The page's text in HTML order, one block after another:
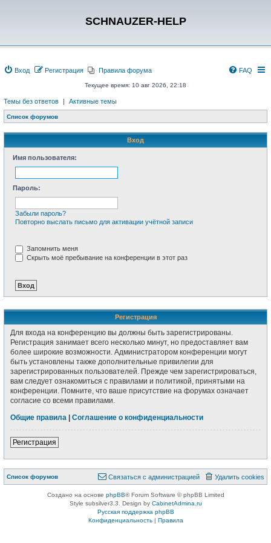
SCHNAUZER-HELP
Вход Регистрация Правила форума FAQ
Текущее время: 10 авг 2026, 22:18
Темы без ответов | Активные темы
Список форумов
Вход
Имя пользователя:
Пароль:
Забыли пароль?
Повторно выслать письмо для активации учётной записи
Запомнить меня
Скрыть моё пребывание на конференции в этот раз
Регистрация
Для входа на конференцию вы должны быть зарегистрированы.
Регистрация занимает всего несколько минут, но предоставляет вам
более широкие возможности. Администратором конференции могут
быть установлены также дополнительные привилегии для
зарегистрированных пользователей. Прежде чем зарегистрироваться,
вам следует ознакомиться с правилами и политикой, принятыми на
конференции. Помните, что ваше присутствие на форумах означает
согласие со всеми правилами.
Общие правила
Соглашение о конфиденциальности
Регистрация
Список форумов Удалить cookies
Связаться с администрацией
Создано на основе phpBB® Forum Software © phpBB Limited
Style subsilver3.3. Design by CabinetAdmina.ru
Русская поддержка phpBB
Конфиденциальность| Правила